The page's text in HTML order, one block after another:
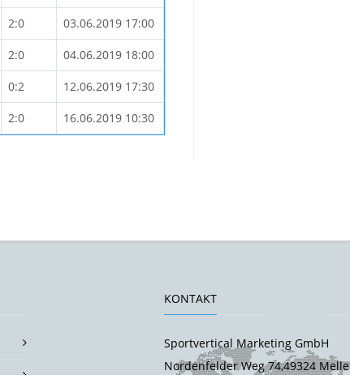
2:0 03.06.2019 17:00
2:0 04.06.2019 18:00
0:2 12.06.2019 17:30
2:0 16.06.2019 10:30
KONTAKT
Sportvertical Marketing GmbH
Nordenfelder Weg 74,49324 Melle